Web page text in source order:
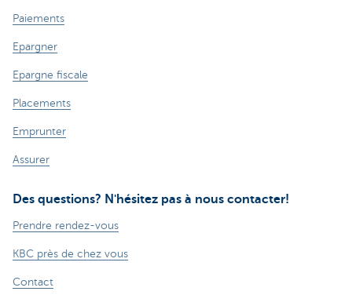
Paiements
Epargner
Epargne fiscale
Placements
Emprunter
Assurer
Des questions? N'hésitez pas à nous contacter!
Prendre rendez-vous
KBC près de chez vous
Contact